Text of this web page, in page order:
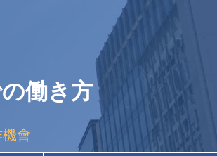
働き方
會